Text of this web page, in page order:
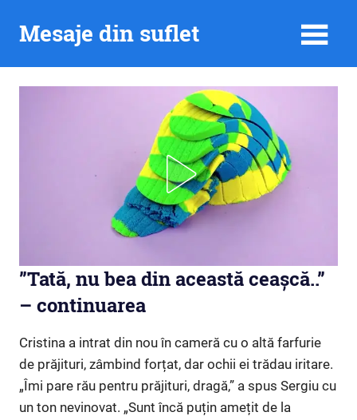
Mesaje din suflet
”Tată, nu bea din această ceașcă..”
– continuarea
Cristina a intrat din nou în cameră cu o altă farfurie
de prăjituri, zâmbind forțat, dar ochii ei trădau iritare.
„Îmi pare rău pentru prăjituri, dragă,” a spus Sergiu cu
un ton nevinovat. „Sunt încă puțin amețit de la